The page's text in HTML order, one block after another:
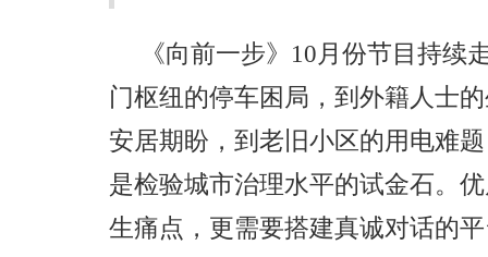
《向前一步》10月份节目持续
门枢纽的停车困局，到外籍人士
安居期盼，到老旧小区的用电难
是检验城市治理水平的试金石。
生痛点，更需要搭建真诚对话的